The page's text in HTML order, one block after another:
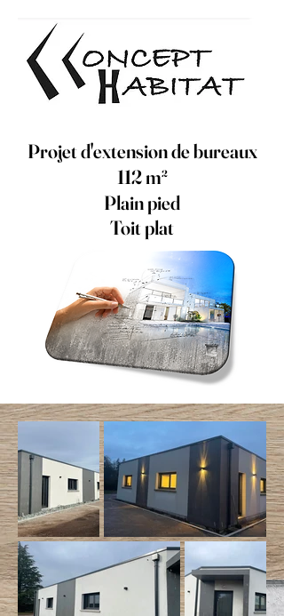
Projet d'extension de bureaux
112 m²
Plain pied
Toit plat